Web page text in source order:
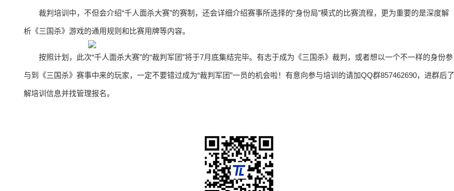
裁判培训中，不但会介绍“千人面杀大赛”的赛制，还会详细介绍赛事所选择的“身份局”模式的比赛流程，更为重要的是深度解
析《三国杀》游戏的通用规则和比赛用牌等内容。
按照计划，此次“千人面杀大赛”的“裁判军团”将于7月底集结完毕。有志于成为《三国杀》裁判，或者想以一个不一样的身份参
与到《三国杀》赛事中来的玩家，一定不要错过成为“裁判军团”一员的机会啦！有意向参与培训的请加QQ群857462690，进群后了
解培训信息并找管理报名。